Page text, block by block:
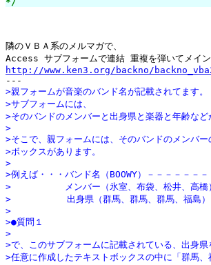
隣のＶＢＡ系のメルマガで、
http://www.ken3.org/backno/
>親フォームが音楽のバンド名が記載されてます。
>サブフォームには、
>そのバンドのメンバーと出身県と楽器と年齢など
>
>そこで、親フォームには、そのバンドのメンバー
>ボックスがあります。
>
>例えば・・・バンド名（BOOWY）－－－－－－
>　　　　　　メンバー（氷室、布袋、松井、高
>  　　　　　出身県（群馬、群馬、群馬、福島
>
>●質問１
>
>で、このサブフォームに記載されている、出身
>任意に作成したテキストボックスの中に「群馬